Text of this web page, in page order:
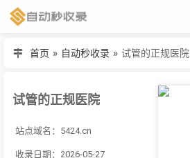
首页 » 自动秒收录 » 试管的正规医院
试管的正规医院
站点域名：5424.cn
收录日期：2026-05-27